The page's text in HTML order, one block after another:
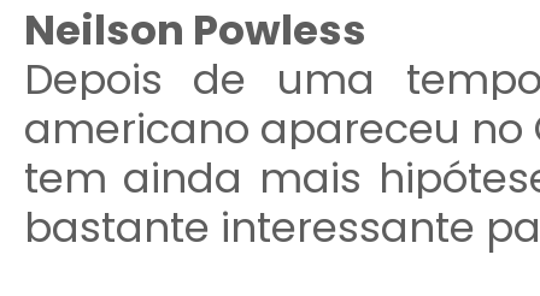
Neilson Powless
Depois de uma
americano apareceu
tem ainda mais
bastante interessante